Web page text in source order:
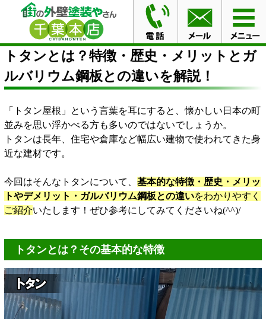
HOME ブログ
トタンとは？特徴・歴史・メリットとガ
ルバリウム鋼板との違いを解説！
トタンとは？特徴・歴史・メリットとガ
ルバリウム鋼板との違いを解説！
「トタン屋根」という言葉を耳にすると、懐かしい日本の町
並みを思い浮かべる方も多いのではないでしょうか。
トタンは長年、住宅や倉庫など幅広い建物で使われてきた身
近な建材です。
今回はそんなトタンについて、 基本的な特徴・歴史・メリッ
トやデメリット・ガルバリウム鋼板との違いをわかりやすく
ご紹介いたします！ぜひ参考にしてみてくださいね(^^)/
トタンとは？その基本的な特徴